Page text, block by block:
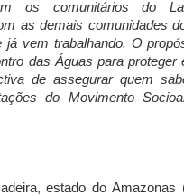
os comunitários do
as demais comunidades
vem trabalhando. O
das Águas para proteger
de assegurar quem
do Movimento
estado do Amazonas